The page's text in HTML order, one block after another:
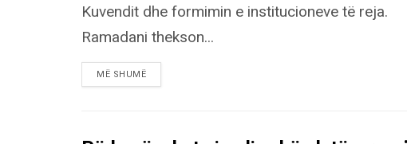
Kuvendit dhe formimin e institucioneve të reja.
Ramadani thekson...
MË SHUMËDETAILS